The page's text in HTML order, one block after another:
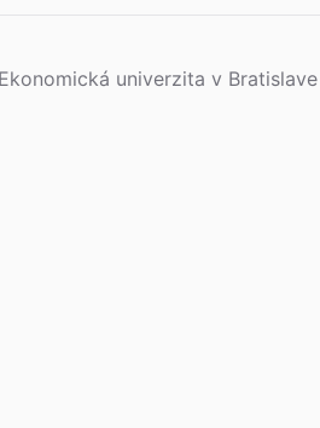
univerzita v Bratislave